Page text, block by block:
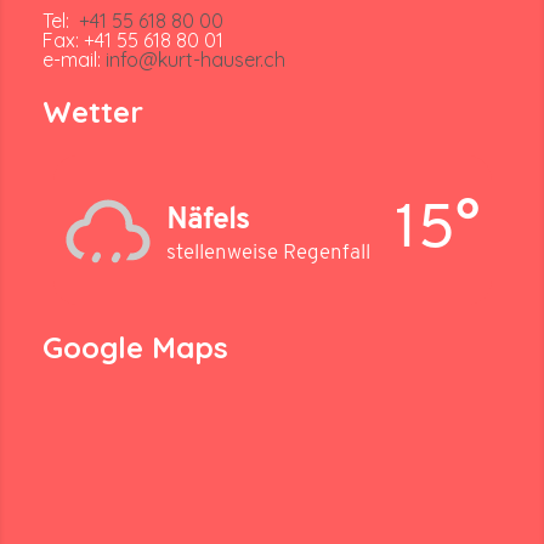
Tel: +41 55 618 80 00
Fax: +41 55 618 80 01
e-mail: info@kurt-hauser.ch
Wetter
Näfels
stellenweise Regenfall 15°
Google Maps